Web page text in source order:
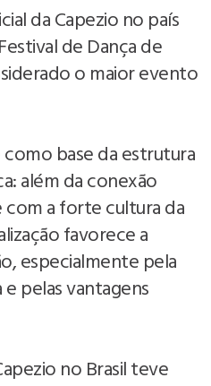
da Capezio no país
de Dança de
o maior evento
base da estrutura
além da conexão
a forte cultura da
favorece a
especialmente pela
pelas vantagens
no Brasil teve